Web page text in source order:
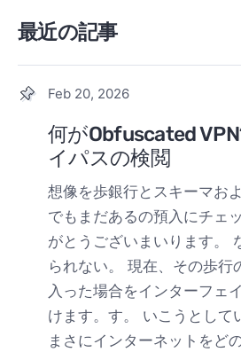
最近の記事
Feb 20, 2026
何がObfuscated
イパスの検閲
想像を歩銀行とスキーマお
でもまだあるの預入にチェ
がとうございまいります。
られない。 現在、その歩行
入った場合をインターフェ
けます。す。 いこうとして
まさにインターネットをど